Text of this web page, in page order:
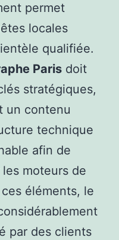
permet
locales
qualifiée.
Paris doit
stratégiques,
un contenu
technique
afin de
moteurs de
éléments, le
par des clients